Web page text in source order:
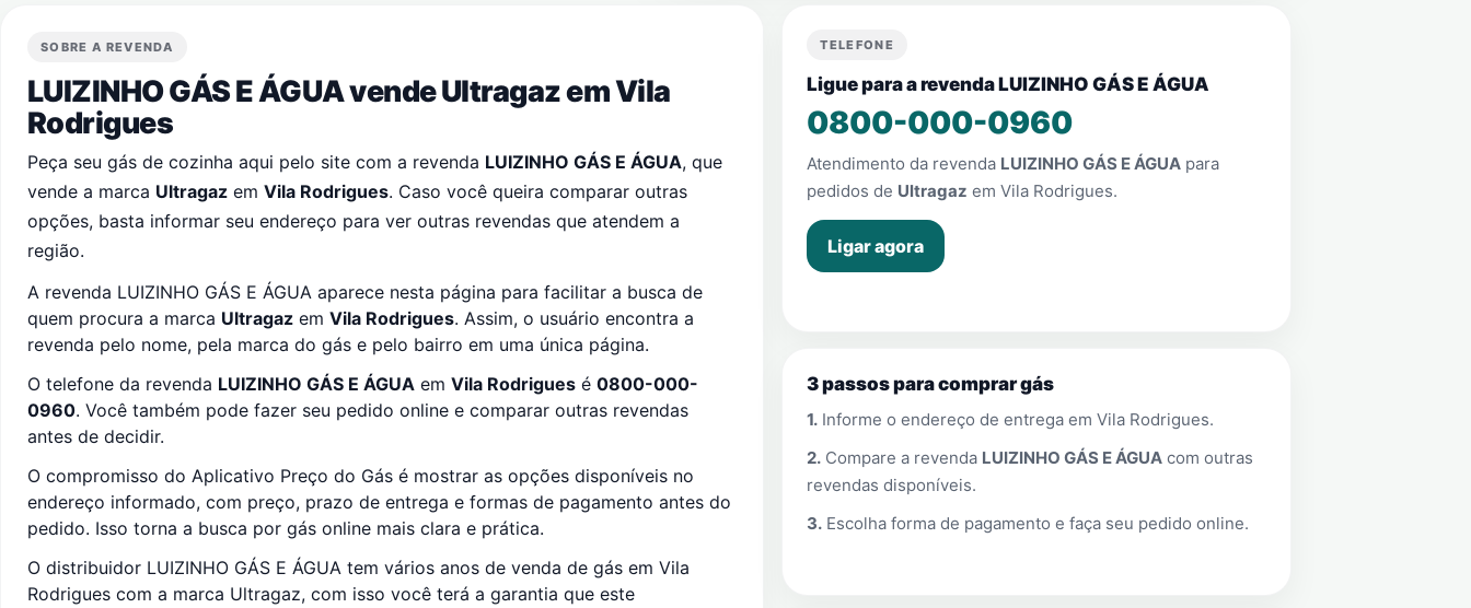
SOBRE A REVENDA
LUIZINHO GÁS E ÁGUA vende Ultragaz emVila
Rodrigues
Peça seu gás de cozinha aqui pelo site com a revenda LUIZINHO GÁS E ÁGUA, que
vende a marca Ultragaz em Vila Rodrigues. Caso você queira comparar outras
opções, basta informar seu endereço para ver outras revendas que atendem a
região.
A revenda LUIZINHO GÁS E ÁGUA aparece nesta página para facilitar a busca de
quem procura a marca Ultragaz em Vila Rodrigues. Assim, o usuário encontra a
revenda pelo nome, pela marca do gás e pelo bairro em uma única página.
O telefone da revenda LUIZINHO GÁS E ÁGUA em Vila Rodrigues é 0800-000-
0960. Você também pode fazer seu pedido online e comparar outras revendas
antes de decidir.
O compromisso do Aplicativo Preço do Gás é mostrar as opções disponíveis no
endereço informado, com preço, prazo de entrega e formas de pagamento antes do
pedido. Isso torna a busca por gás online mais clara e prática.
O distribuidor LUIZINHO GÁS E ÁGUA tem vários anos de venda de gás em Vila
Rodrigues com a marca Ultragaz, com isso você terá a garantia que este
TELEFONE
Ligue para a revenda LUIZINHO GÁS E ÁGUA
0800-000-0960
Atendimento da revenda LUIZINHO GÁS E ÁGUA para
pedidos de Ultragaz emVila Rodrigues.
Ligar agora
3 passos para comprar gás
1. Informe o endereço de entrega emVila Rodrigues.
2. Compare a revenda LUIZINHO GÁS E ÁGUA com outras
revendas disponíveis.
3. Escolha forma de pagamento e faça seu pedido online.